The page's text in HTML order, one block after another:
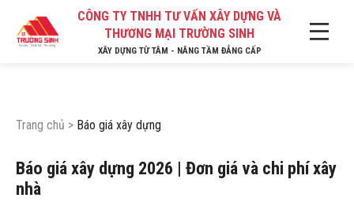
CÔNG TY TNHH TƯ VẤN XÂY DỰNG VÀ
THƯƠNG MẠI TRƯỜNG SINH
XÂY DỰNG TỪ TÂM - NÂNG TẦM ĐẲNG CẤP
Trang chủ > Báo giá xây dựng
Báo giá xây dựng 2026 | Đơn giá và chi phí xây
nhà